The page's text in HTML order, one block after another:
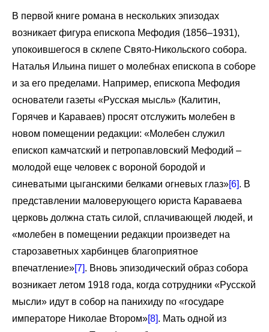
В первой книге романа в нескольких эпизодах
возникает фигура епископа Мефодия (1856–1931),
упокоившегося в склепе Свято-Никольского собора.
Наталья Ильина пишет о молебнах епископа в соборе
и за его пределами. Например, епископа Мефодия
основатели газеты «Русская мысль» (Калитин,
Горячев и Караваев) просят отслужить молебен в
новом помещении редакции: «Молебен служил
епископ камчатский и петропавловский Мефодий –
молодой еще человек с вороной бородой и
синеватыми цыганскими белками огневых глаз» [6] . В
представлении маловерующего юриста Караваева
церковь должна стать силой, сплачивающей людей, и
«молебен в помещении редакции произведет на
старозаветных харбинцев благоприятное
впечатление» [7] . Вновь эпизодический образ собора
возникает летом 1918 года, когда сотрудники «Русской
мысли» идут в собор на панихиду по «государе
императоре Николае Втором» [8] . Мать одной из